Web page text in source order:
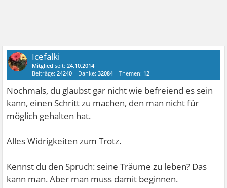
Icefalki
Mitglied seit:24.10.2014
Beiträge:24240 Danke:32084 Themen: 12
Nochmals, du glaubst gar nicht wie befreiend es sein
kann, einen Schritt zu machen, den man nicht für
möglich gehalten hat.
Alles Widrigkeiten zum Trotz.
Kennst du den Spruch: seine Träume zu leben? Das
kann man. Aber man muss damit beginnen.